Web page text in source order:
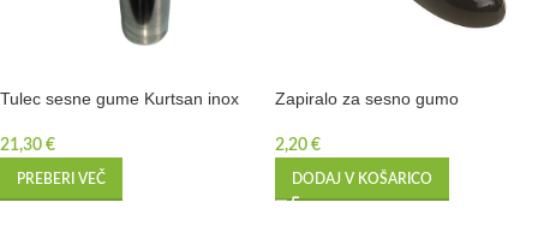
Tulec sesne gume Kurtsan inox
21,30 €
PREBERI VEČ
Zapiralo za sesno gumo
2,20 €
DODAJ V KOŠARICO